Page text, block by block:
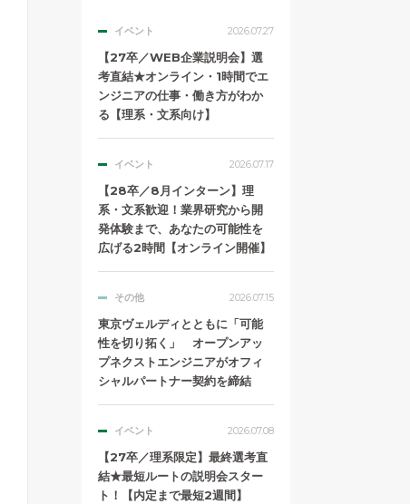
イベント 2026.07.27
【27卒／WEB企業説明会】選
考直結★オンライン・1時間でエ
ンジニアの仕事・働き方がわか
る【理系・文系向け】
イベント 2026.07.17
【28卒／8月インターン】理
系・文系歓迎！業界研究から開
発体験まで、あなたの可能性を
広げる2時間【オンライン開催】
その他 2026.07.15
東京ヴェルディとともに「可能
性を切り拓く」 オープンアッ
プネクストエンジニアがオフィ
シャルパートナー契約を締結
イベント 2026.07.08
【27卒／理系限定】最終選考直
結★最短ルートの説明会スター
ト！【内定まで最短2週間】